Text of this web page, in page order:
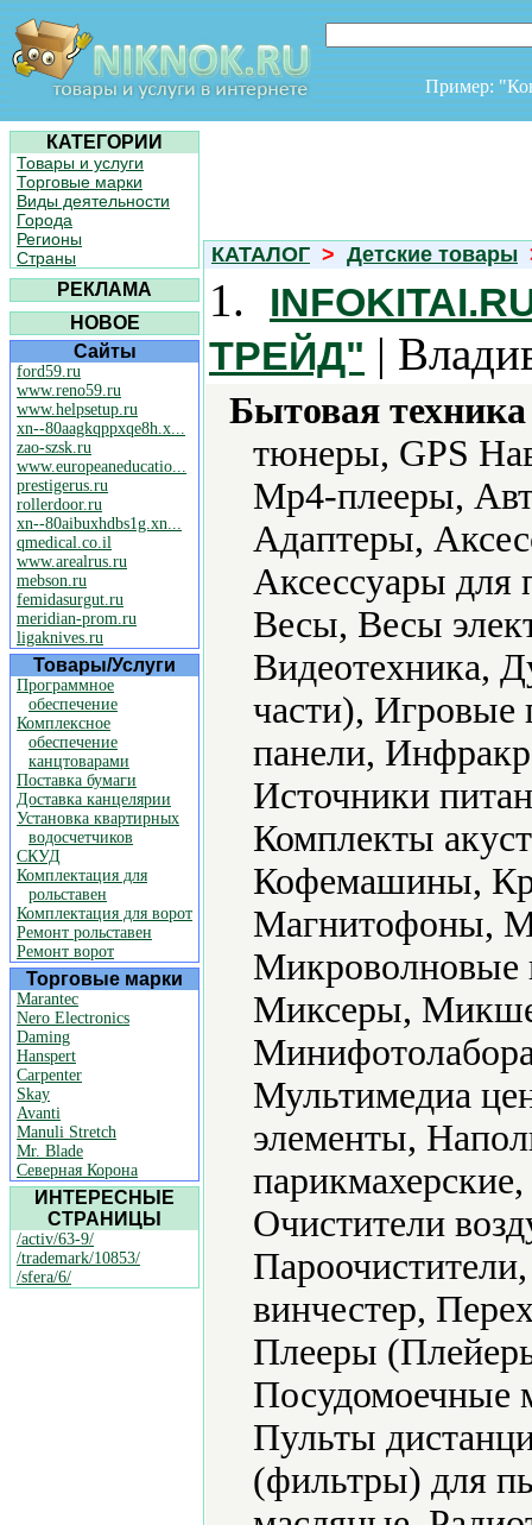
Пример:
КАТЕГОРИИ
Товары и услуги
Торговые марки
Виды деятельности
Города
Регионы
Страны
РЕКЛАМА
НОВОЕ
Сайты
ford59.ru
www.reno59.ru
www.helpsetup.ru
xn--80aagkqppxqe8h.x...
zao-szsk.ru
www.europeaneducatio...
prestigerus.ru
rollerdoor.ru
xn--80aibuxhdbs1g.xn...
qmedical.co.il
www.arealrus.ru
mebson.ru
femidasurgut.ru
meridian-prom.ru
ligaknives.ru
Товары/Услуги
Программное
обеспечение
Комплексное
обеспечение
канцтоварами
Поставка бумаги
Доставка канцелярии
Установка квартирных
водосчетчиков
СКУД
Комплектация для
рольставен
Комплектация для ворот
Ремонт рольставен
Ремонт ворот
Торговые марки
Marantec
Nero Electronics
Daming
Hanspert
Carpenter
Skay
Avanti
Manuli Stretch
Mr. Blade
Северная Корона
ИНТЕРЕСНЫЕ
СТРАНИЦЫ
/activ/63-9/
/trademark/10853/
/sfera/6/
КАТАЛОГ > Детские товары
1.
ТРЕЙД" |
Бытовая
тюнеры, GPS
Mp4-плееры,
Адаптеры,
Аксессуары для
Весы, Весы
Видеотехника,
части), Игровые
панели,
Источники
Комплекты
Кофемашины,
Магнитофоны,
Миксеры,
Мультимедиа
элементы,
Очистители
винчестер,
Плееры
Посудомоечные
Пульты
(фильтры) для